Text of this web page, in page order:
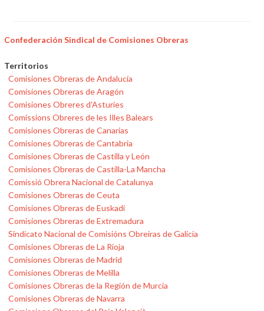
Confederación Sindical de Comisiones Obreras
Territorios
Comisiones Obreras de Andalucía
Comisiones Obreras de Aragón
Comisiones Obreres d'Asturies
Comissions Obreres de les Illes Balears
Comisiones Obreras de Canarias
Comisiones Obreras de Cantabria
Comisiones Obreras de Castilla y León
Comisiones Obreras de Castilla-La Mancha
Comissió Obrera Nacional de Catalunya
Comisiones Obreras de Ceuta
Comisiones Obreras de Euskadi
Comisiones Obreras de Extremadura
Sindicato Nacional de Comisións Obreiras de Galicia
Comisiones Obreras de La Rioja
Comisiones Obreras de Madrid
Comisiones Obreras de Melilla
Comisiones Obreras de la Región de Murcia
Comisiones Obreras de Navarra